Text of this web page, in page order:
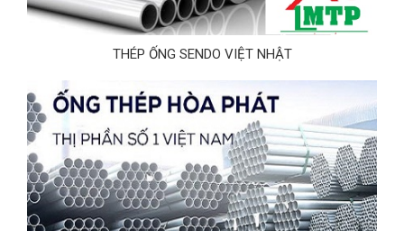
THÉP ỐNG SENDO VIỆT NHẬT